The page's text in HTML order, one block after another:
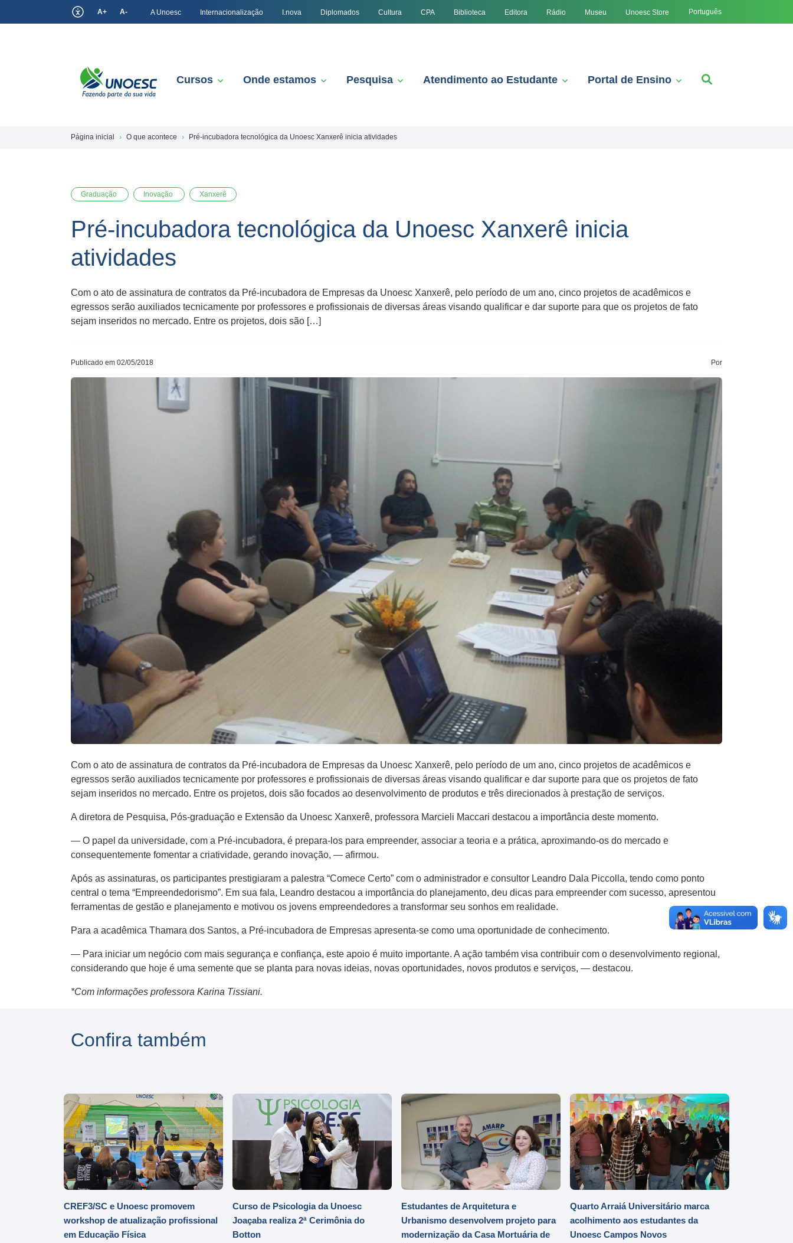
A+ A- A Unoesc Internacionalização I.nova Diplomados Cultura CPA Biblioteca Editora Rádio Museu Unoesc Store Português
Cursos Onde estamos Pesquisa Atendimento ao Estudante Portal de Ensino
Página inicial O que acontece Pré-incubadora tecnológica da Unoesc Xanxerê inicia atividades
Graduação Inovação Xanxerê
Pré-incubadora tecnológica da Unoesc Xanxerê inicia
atividades
Com o ato de assinatura de contratos da Pré-incubadora de Empresas da Unoesc Xanxerê, pelo período de um ano, cinco projetos de acadêmicos e
egressos serão auxiliados tecnicamente por professores e profissionais de diversas áreas visando qualificar e dar suporte para que os projetos de fato
sejam inseridos no mercado. Entre os projetos, dois são […]
Publicado em 02/05/2018 Por
Com o ato de assinatura de contratos da Pré-incubadora de Empresas da Unoesc Xanxerê, pelo período de um ano, cinco projetos de acadêmicos e
egressos serão auxiliados tecnicamente por professores e profissionais de diversas áreas visando qualificar e dar suporte para que os projetos de fato
sejam inseridos no mercado. Entre os projetos, dois são focados ao desenvolvimento de produtos e três direcionados à prestação de serviços.
A diretora de Pesquisa, Pós-graduação e Extensão da Unoesc Xanxerê, professora Marcieli Maccari destacou a importância deste momento.
— O papel da universidade, com a Pré-incubadora, é prepara-los para empreender, associar a teoria e a prática, aproximando-os do mercado e
consequentemente fomentar a criatividade, gerando inovação, — afirmou.
Após as assinaturas, os participantes prestigiaram a palestra “Comece Certo” com o administrador e consultor Leandro Dala Piccolla, tendo como ponto
central o tema “Empreendedorismo”. Em sua fala, Leandro destacou a importância do planejamento, deu dicas para empreender com sucesso, apresentou
ferramentas de gestão e planejamento e motivou os jovens empreendedores a transformar seu sonhos em realidade.
Para a acadêmica Thamara dos Santos, a Pré-incubadora de Empresas apresenta-se como uma oportunidade de conhecimento.
— Para iniciar um negócio com mais segurança e confiança, este apoio é muito importante. A ação também visa contribuir com o desenvolvimento regional,
considerando que hoje é uma semente que se planta para novas ideias, novas oportunidades, novos produtos e serviços, — destacou.
*Com informações professora Karina Tissiani.
Confira também
CREF3/SC e Unoesc promovem
workshop de atualização profissional
em Educação Física
Curso de Psicologia da Unoesc
Joaçaba realiza 2ª Cerimônia do
Botton
Estudantes de Arquitetura e
Urbanismo desenvolvem projeto para
modernização da Casa Mortuária de
Quarto Arraiá Universitário marca
acolhimento aos estudantes da
Unoesc Campos Novos